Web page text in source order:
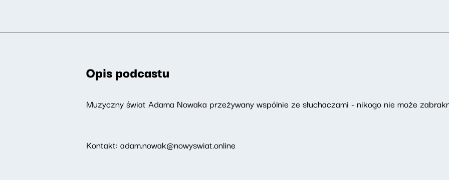
Opis podcastu
Muzyczny świat Adama Nowaka przeżywany wspólnie ze słuchaczami - nikogo nie może
Kontakt: adam.nowak@nowyswiat.online